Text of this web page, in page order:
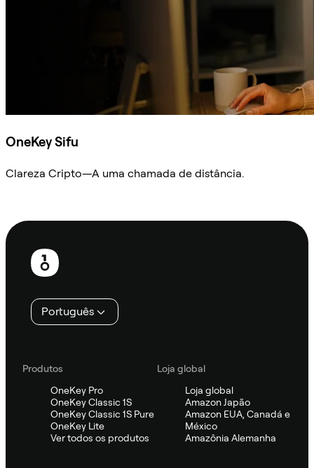
OneKey Sifu
Clareza Cripto—A uma chamada de distância.
Rodapé
Português
Produtos
OneKey Pro
OneKey Classic 1S
OneKey Classic 1S Pure
OneKey Lite
Ver todos os produtos
Loja global
Loja global
Amazon Japão
Amazon EUA, Canadá e
México
Amazônia Alemanha